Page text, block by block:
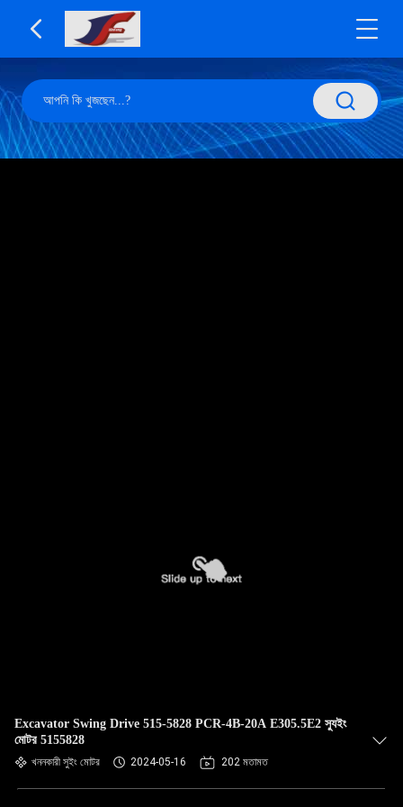
Excavator Swing Drive 515-5828 PCR-4B-20A E305.5E2 স্যুইং
মোটর 5155828
খননকারী সুইং মোটর 2024-05-16 202 মতামত